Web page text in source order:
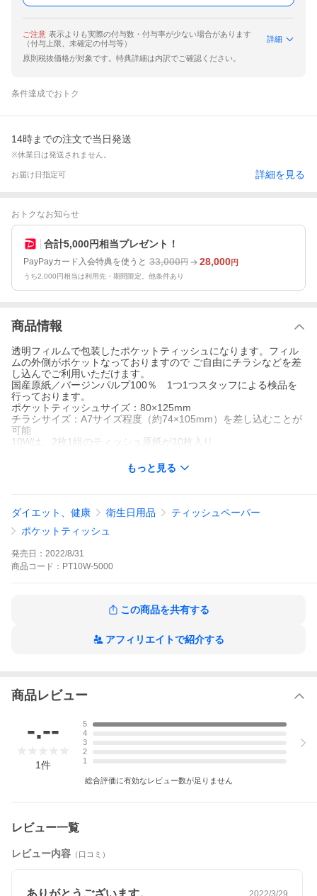
ご注意 表示よりも実際の付与数・付与率が少ない場合があります
（付与上限、未確定の付与等）
詳細
原則税抜価格が対象です。特典詳細は内訳でご確認ください。
条件達成でおトク
14時までの注文で当日発送
※休業日は発送されません。
お届け日指定可 詳細を見る
おトクなお知らせ
合計5,000円相当プレゼント！
PayPayカード入会特典を使うと 33,000円 28,000円
うち2,000円相当は利用先・期間限定。他条件あり
商品情報
透明フィルムで包装したポケットティッシュになります。フィル
ムの外側がポケットなっておりますので ご自由にチラシなどを差
し込んでご利用いただけます。
国産原紙／バージンパルプ100％ 1つ1つスタッフによる検品を
行っております。
ポケットティッシュサイズ：80×125mm
チラシサイズ：A7サイズ程度（約74×105mm）を差し込むことが
可能
10Wは、2枚1組のティッシュ原紙が10枚入り
もっと見る
ダイエット、健康 衛生日用品
ティッシュペーパー
ポケットティッシュ
発売日： 2022/8/31
商品 コード： PT10W-5000
この商品を共有する
アフィリエイトで紹介する
商品レビュー
-.--
1件
5
4
3
2
1
総合評価に有効なレビュー数が足りません
レビュー一覧
レビュー内容 （口コミ）
2022/3/29